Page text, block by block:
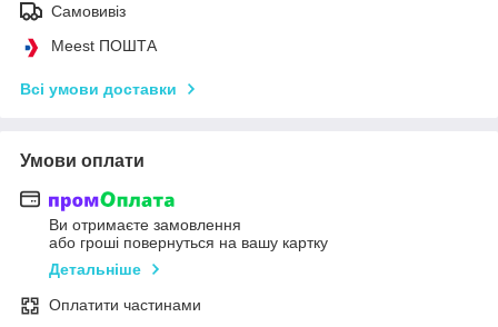
Самовивіз
Meest ПОШТА
Всі умови доставки
Умови оплати
Ви отримаєте замовлення
або гроші повернуться на вашу картку
Детальніше
Оплатити частинами